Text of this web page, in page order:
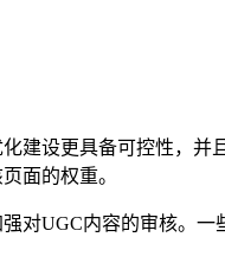
建设更具备可控性，
面的权重。
对UGC内容的审核。